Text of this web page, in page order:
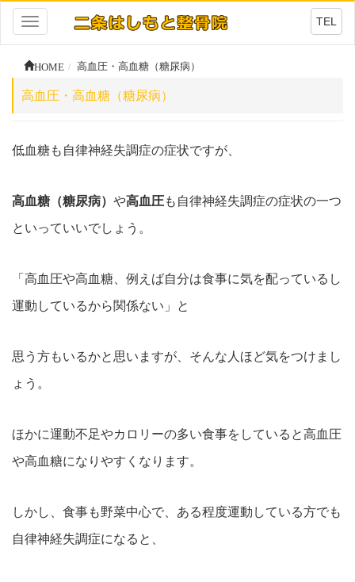
Toggle
navigation
TEL
HOME 高血圧・高血糖（糖尿病）
高血圧・高血糖（糖尿病）
低血糖も自律神経失調症の症状ですが、
高血糖（糖尿病） や高血圧も自律神経失調症の症状の一つ
といっていいでしょう。
「高血圧や高血糖、例えば自分は食事に気を配っているし
運動しているから関係ない」と
思う方もいるかと思いますが、そんな人ほど気をつけまし
ょう。
ほかに運動不足やカロリーの多い食事をしていると高血圧
や高血糖になりやすくなります。
しかし、食事も野菜中心で、ある程度運動している方でも
自律神経失調症になると、